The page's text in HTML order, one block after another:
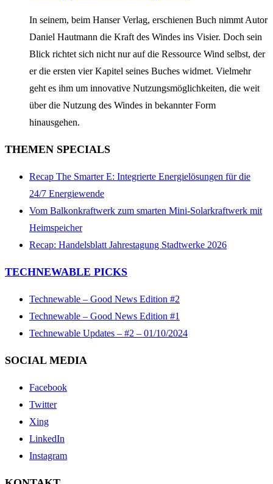
In seinem, beim Hanser Verlag, erschienen Buch nimmt Autor
Daniel Hautmann die Kraft des Windes ins Visier. Doch sein
Blick richtet sich nicht nur auf die Ressource Wind selbst, der
er die ersten vier Kapitel seines Buches widmet. Vielmehr
geht es ihm um innovative Nutzungsmöglichkeiten, die weit
über die Nutzung des Windes in bekannter Form
hinausgehen.
THEMEN SPECIALS
Recap The Smarter E: Integrierte Energielösungen für die
24/7 Energiewende
Vom Balkonkraftwerk zum smarten Mini-Solarkraftwerk mit
Heimspeicher
Recap: Handelsblatt Jahrestagung Stadtwerke 2026
TECHNEWABLE PICKS
Technewable – Good News Edition #2
Technewable – Good News Edition #1
Technewable Updates – #2 – 01/10/2024
SOCIAL MEDIA
Facebook
Twitter
Xing
LinkedIn
Instagram